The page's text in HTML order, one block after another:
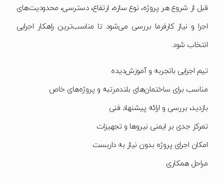
قبل از شروع هر پروژه، نوع سازه، ارتفاع، دسترسی، محدودیت‌های
اجرا و نیاز کارفرما بررسی می‌شود تا مناسب‌ترین راهکار اجرایی
انتخاب شود.
تیم اجرایی باتجربه و آموزش‌دیده
مناسب برای ساختمان‌های بلندمرتبه و پروژه‌های خاص
بازدید، بررسی و ارائه پیشنهاد فنی
تمرکز جدی بر ایمنی نیروها و تجهیزات
امکان اجرای پروژه بدون نیاز به داربست
مراحل همکاری